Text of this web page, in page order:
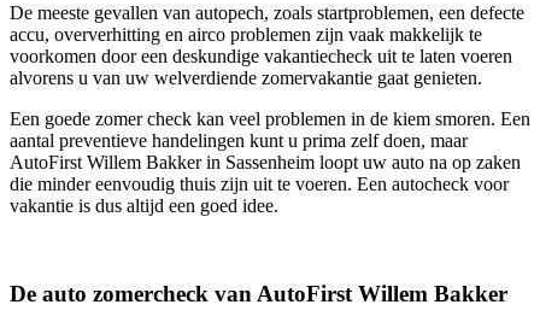
De meeste gevallen van autopech, zoals startproblemen, een defecte
accu, oververhitting en airco problemen zijn vaak makkelijk te
voorkomen door een deskundige vakantiecheck uit te laten voeren
alvorens u van uw welverdiende zomervakantie gaat genieten.
Een goede zomer check kan veel problemen in de kiem smoren. Een
aantal preventieve handelingen kunt u prima zelf doen, maar
AutoFirst Willem Bakker in Sassenheim loopt uw auto na op zaken
die minder eenvoudig thuis zijn uit te voeren. Een autocheck voor
vakantie is dus altijd een goed idee.
De auto zomercheck van AutoFirst Willem Bakker